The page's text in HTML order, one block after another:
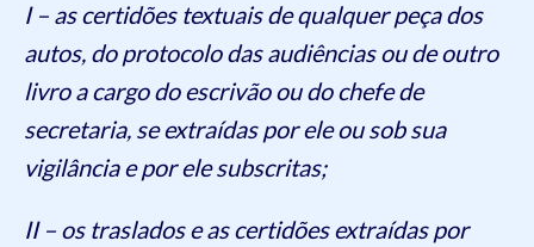
I – as certidões textuais de qualquer peça dos
autos, do protocolo das audiências ou de outro
livro a cargo do escrivão ou do chefe de
secretaria, se extraídas por ele ou sob sua
vigilância e por ele subscritas;
II – os traslados e as certidões extraídas por